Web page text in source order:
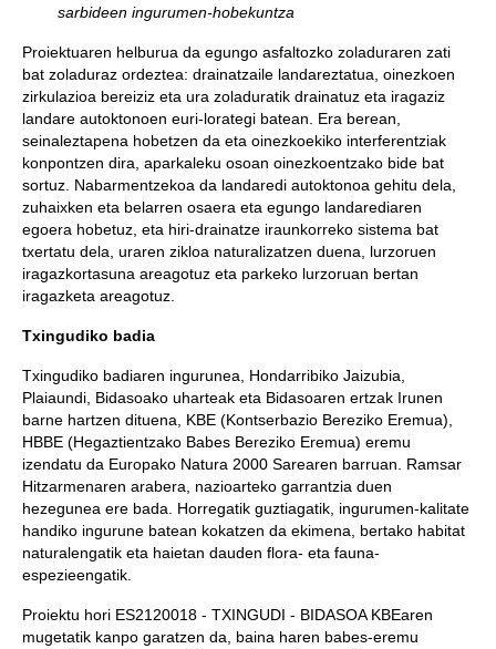
sarbideen ingurumen-hobekuntza
Proiektuaren helburua da egungo asfaltozko zoladuraren zati
bat zoladuraz ordeztea: drainatzaile landareztatua, oinezkoen
zirkulazioa bereiziz eta ura zoladuratik drainatuz eta iragaziz
landare autoktonoen euri-lorategi batean. Era berean,
seinaleztapena hobetzen da eta oinezkoekiko interferentziak
konpontzen dira, aparkaleku osoan oinezkoentzako bide bat
sortuz. Nabarmentzekoa da landaredi autoktonoa gehitu dela,
zuhaixken eta belarren osaera eta egungo landarediaren
egoera hobetuz, eta hiri-drainatze iraunkorreko sistema bat
txertatu dela, uraren zikloa naturalizatzen duena, lurzoruen
iragazkortasuna areagotuz eta parkeko lurzoruan bertan
iragazketa areagotuz.
Txingudiko badia
Txingudiko badiaren ingurunea, Hondarribiko Jaizubia,
Plaiaundi, Bidasoako uharteak eta Bidasoaren ertzak Irunen
barne hartzen dituena, KBE (Kontserbazio Bereziko Eremua),
HBBE (Hegaztientzako Babes Bereziko Eremua) eremu
izendatu da Europako Natura 2000 Sarearen barruan. Ramsar
Hitzarmenaren arabera, nazioarteko garrantzia duen
hezegunea ere bada. Horregatik guztiagatik, ingurumen-kalitate
handiko ingurune batean kokatzen da ekimena, bertako habitat
naturalengatik eta haietan dauden flora- eta fauna-
espezieengatik.
Proiektu hori ES2120018 ‐ TXINGUDI ‐ BIDASOA KBEaren
mugetatik kanpo garatzen da, baina haren babes-eremu